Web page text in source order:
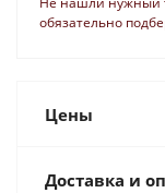
обязательно
Цены
Доставка и